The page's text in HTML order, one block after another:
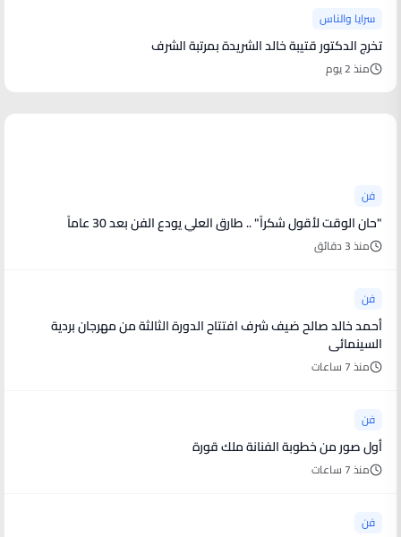
سرايا والناس
تخرج الدكتور قتيبة خالد الشريدة بمرتبة الشرف
منذ 2 يوم
فن
"حان الوقت لأقول شكراً" .. طارق العلي يودع الفن بعد 30 عاماً
منذ 3 دقائق
فن
أحمد خالد صالح ضيف شرف افتتاح الدورة الثالثة من مهرجان بردية
السينمائى
منذ 7 ساعات
فن
أول صور من خطوبة الفنانة ملك قورة
منذ 7 ساعات
فن